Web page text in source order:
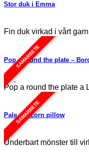
Stor duk i Emma
Fin duk virkad i vårt
SAMARBETE
Pop a round the plate –
Pop a round the plate a
SAMARBETE
Pale popcorn pillow
Underbart mönster till